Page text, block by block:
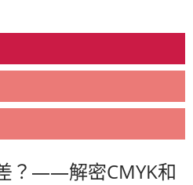
？——解密CMYK和